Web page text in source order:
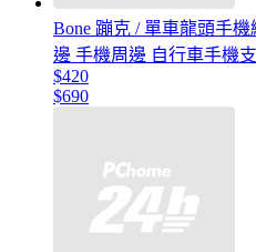
Bone 蹦克 / 單車龍頭手機
邊 手機周邊 自行車手機
$420
$690